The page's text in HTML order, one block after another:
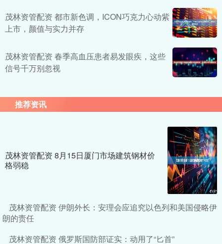
茂林资管配资 都市新色调，ICON巧克力心动紫
上市，颜值与实力并存
茂林资管配资 春季高血压患者易发眼疾，这些
信号千万别忽视
推荐资讯
茂林资管配资 8月15日厦门市场建筑钢材价
格弱稳
茂林资管配资 伊朗外长：安理会应追究以色列和美国侵略伊
朗的责任
茂林资管配资 俄罗斯国防部证实：动用了“匕首”